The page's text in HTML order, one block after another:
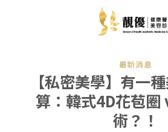
最新消息
【私密美學】有一
算：韓式4D花苞圈
術？！